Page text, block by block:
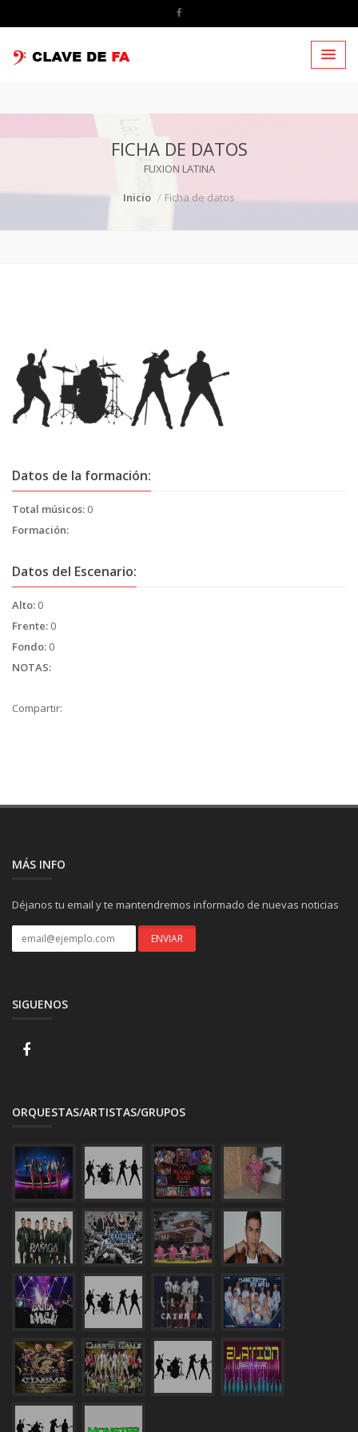
FICHA DE DATOS
FUXION LATINA
Inicio
Ficha de datos
Datos de la formación:
Total músicos: 0
Formación:
Datos del Escenario:
Alto: 0
Frente: 0
Fondo: 0
NOTAS:
Compartir:
MÁS INFO
Déjanos tu email y te mantendremos informado de nuevas noticias
SIGUENOS
ORQUESTAS/ARTISTAS/GRUPOS